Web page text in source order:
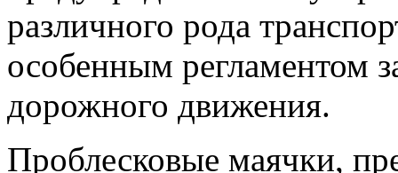
различного рода
особенным регламентом
дорожного движения.
Проблесковые маячки,